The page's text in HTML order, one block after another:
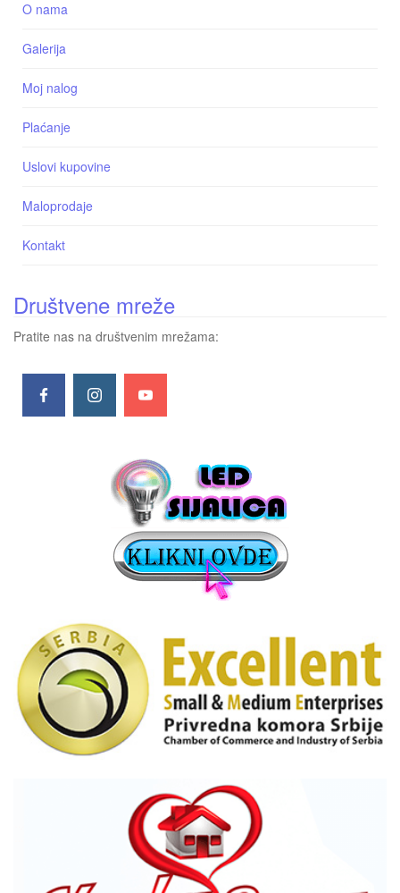
O nama
Galerija
Moj nalog
Plaćanje
Uslovi kupovine
Maloprodaje
Kontakt
Društvene mreže
Pratite nas na društvenim mrežama: